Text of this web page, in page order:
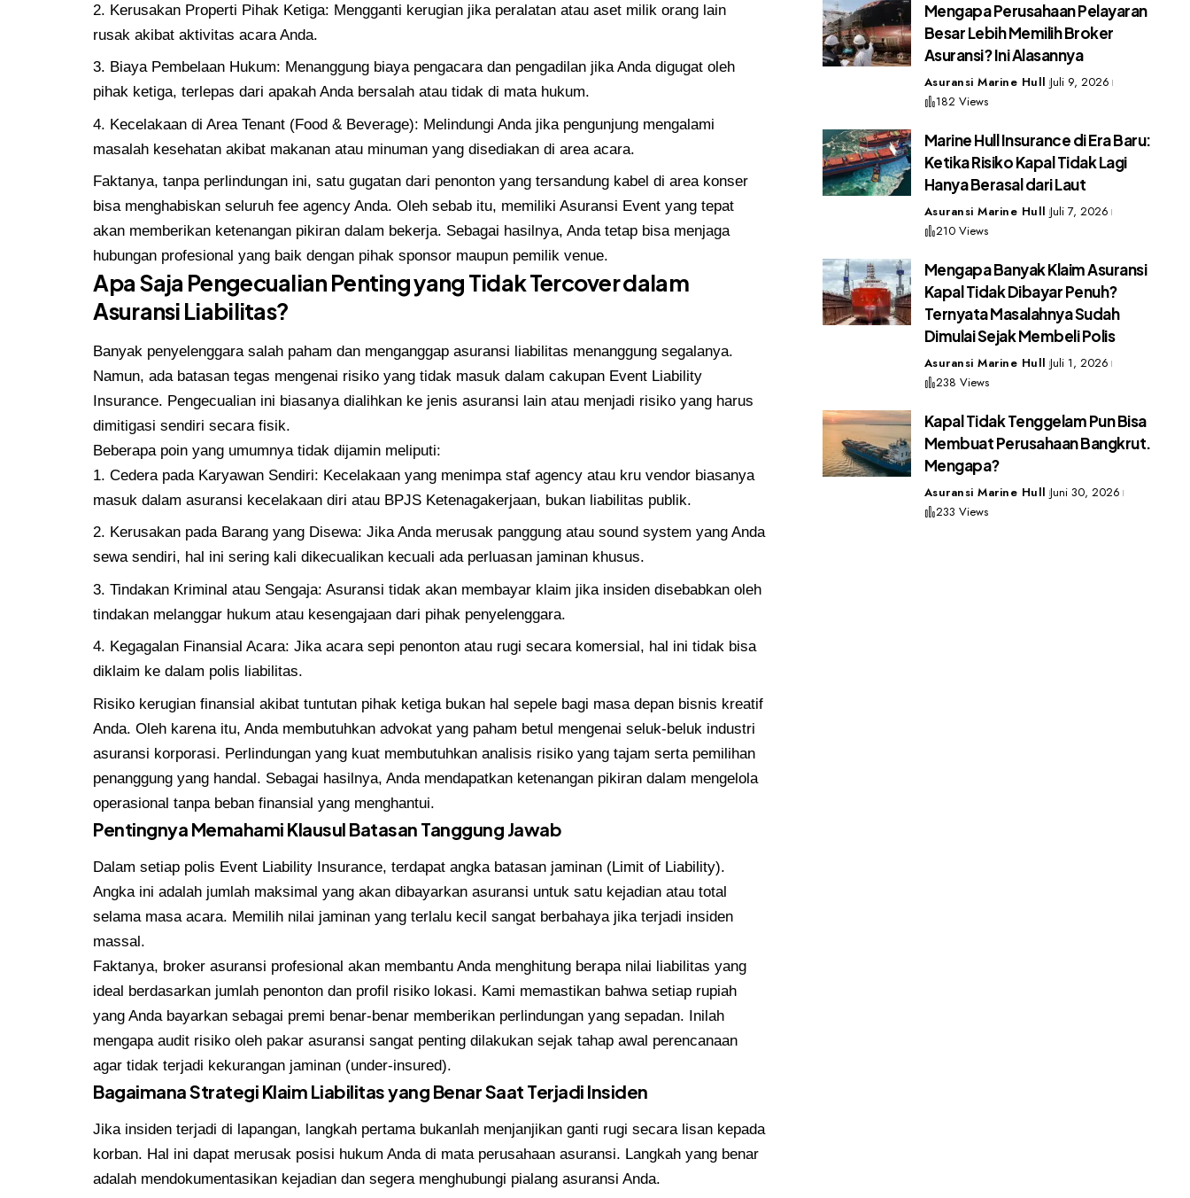
Kerusakan Properti Pihak Ketiga: Mengganti kerugian jika peralatan atau aset milik orang lain
rusak akibat aktivitas acara Anda.
Biaya Pembelaan Hukum: Menanggung biaya pengacara dan pengadilan jika Anda digugat oleh
pihak ketiga, terlepas dari apakah Anda bersalah atau tidak di mata hukum.
Kecelakaan di Area Tenant (Food & Beverage): Melindungi Anda jika pengunjung mengalami
masalah kesehatan akibat makanan atau minuman yang disediakan di area acara.
Faktanya, tanpa perlindungan ini, satu gugatan dari penonton yang tersandung kabel di area konser
bisa menghabiskan seluruh fee agency Anda. Oleh sebab itu, memiliki Asuransi Event yang tepat
akan memberikan ketenangan pikiran dalam bekerja. Sebagai hasilnya, Anda tetap bisa menjaga
hubungan profesional yang baik dengan pihak sponsor maupun pemilik venue.
Apa Saja Pengecualian Penting yang Tidak Tercover dalam
Asuransi Liabilitas?
Banyak penyelenggara salah paham dan menganggap asuransi liabilitas menanggung segalanya.
Namun, ada batasan tegas mengenai risiko yang tidak masuk dalam cakupan Event Liability
Insurance. Pengecualian ini biasanya dialihkan ke jenis asuransi lain atau menjadi risiko yang harus
dimitigasi sendiri secara fisik.
Beberapa poin yang umumnya tidak dijamin meliputi:
Cedera pada Karyawan Sendiri: Kecelakaan yang menimpa staf agency atau kru vendor biasanya
masuk dalam asuransi kecelakaan diri atau BPJS Ketenagakerjaan, bukan liabilitas publik.
Kerusakan pada Barang yang Disewa: Jika Anda merusak panggung atau sound system yang Anda
sewa sendiri, hal ini sering kali dikecualikan kecuali ada perluasan jaminan khusus.
Tindakan Kriminal atau Sengaja: Asuransi tidak akan membayar klaim jika insiden disebabkan oleh
tindakan melanggar hukum atau kesengajaan dari pihak penyelenggara.
Kegagalan Finansial Acara: Jika acara sepi penonton atau rugi secara komersial, hal ini tidak bisa
diklaim ke dalam polis liabilitas.
Risiko kerugian finansial akibat tuntutan pihak ketiga bukan hal sepele bagi masa depan bisnis kreatif
Anda. Oleh karena itu, Anda membutuhkan advokat yang paham betul mengenai seluk-beluk industri
asuransi korporasi. Perlindungan yang kuat membutuhkan analisis risiko yang tajam serta pemilihan
penanggung yang handal. Sebagai hasilnya, Anda mendapatkan ketenangan pikiran dalam mengelola
operasional tanpa beban finansial yang menghantui.
Pentingnya Memahami Klausul Batasan Tanggung Jawab
Dalam setiap polis Event Liability Insurance, terdapat angka batasan jaminan (Limit of Liability).
Angka ini adalah jumlah maksimal yang akan dibayarkan asuransi untuk satu kejadian atau total
selama masa acara. Memilih nilai jaminan yang terlalu kecil sangat berbahaya jika terjadi insiden
massal.
Faktanya, broker asuransi profesional akan membantu Anda menghitung berapa nilai liabilitas yang
ideal berdasarkan jumlah penonton dan profil risiko lokasi. Kami memastikan bahwa setiap rupiah
yang Anda bayarkan sebagai premi benar-benar memberikan perlindungan yang sepadan. Inilah
mengapa audit risiko oleh pakar asuransi sangat penting dilakukan sejak tahap awal perencanaan
agar tidak terjadi kekurangan jaminan (under-insured).
Bagaimana Strategi Klaim Liabilitas yang Benar Saat Terjadi Insiden
Jika insiden terjadi di lapangan, langkah pertama bukanlah menjanjikan ganti rugi secara lisan kepada
korban. Hal ini dapat merusak posisi hukum Anda di mata perusahaan asuransi. Langkah yang benar
adalah mendokumentasikan kejadian dan segera menghubungi pialang asuransi Anda.
Mengapa Perusahaan Pelayaran
Besar Lebih Memilih Broker
Asuransi? Ini Alasannya
Asuransi Marine Hull Juli 9, 2026
182 Views
Marine Hull Insurance di Era Baru:
Ketika Risiko Kapal Tidak Lagi
Hanya Berasal dari Laut
Asuransi Marine Hull Juli 7, 2026
210 Views
Mengapa Banyak Klaim Asuransi
Kapal Tidak Dibayar Penuh?
Ternyata Masalahnya Sudah
Dimulai Sejak Membeli Polis
Asuransi Marine Hull Juli 1, 2026
238 Views
Kapal Tidak Tenggelam Pun Bisa
Membuat Perusahaan Bangkrut.
Mengapa?
Asuransi Marine Hull Juni 30, 2026
233 Views